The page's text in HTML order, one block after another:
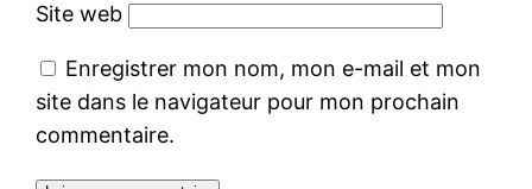
Site web
Enregistrer mon nom, mon e-mail et mon
site dans le navigateur pour mon prochain
commentaire.